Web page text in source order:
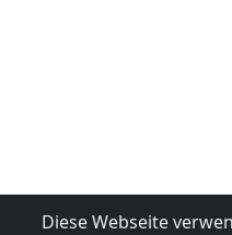
Diese Webseite